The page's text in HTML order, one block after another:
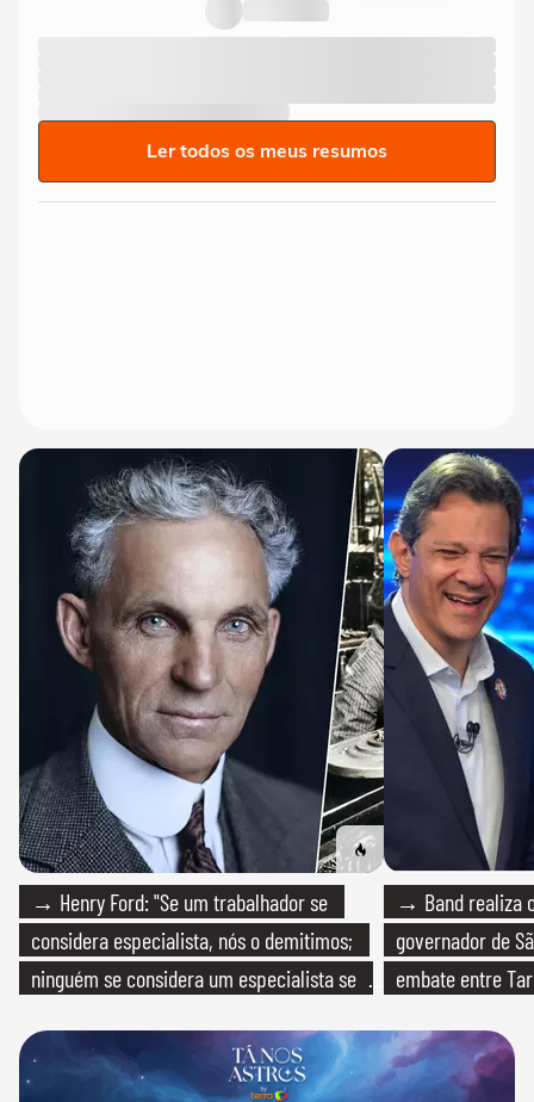
Ler todos os meus resumos
→ Henry Ford: "Se um trabalhador se
considera especialista, nós o demitimos;
ninguém se considera um especialista se
→ Band realiza
governador de
embate entre